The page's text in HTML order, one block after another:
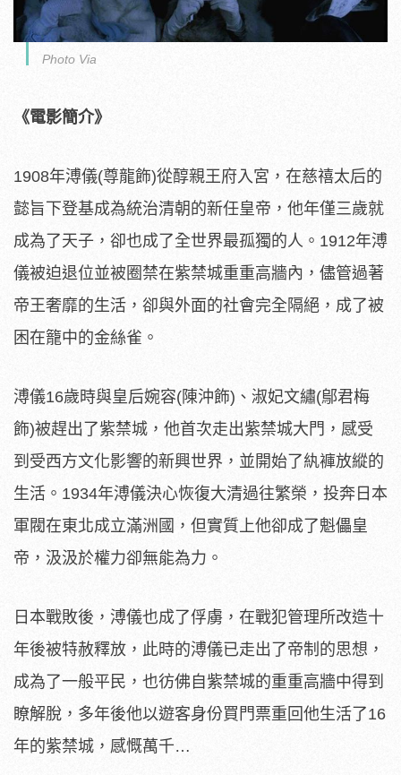
Photo Via
《電影簡介》
1908年溥儀(尊龍飾)從醇親王府入宮， 在慈禧太后的
懿旨下登基成為統治清朝的新任皇帝， 他年僅三歲就
成為了天子，卻也成了全世界最孤獨的人。1912年溥
儀被迫退位並被圈禁在紫禁城重重高牆內， 儘管過著
帝王奢靡的生活，卻與外面的社會完全隔絕， 成了被
困在籠中的金絲雀。
溥儀16歲時與皇后婉容(陳沖飾)、淑妃文繡(鄔君梅
飾)被趕出 了紫禁城，他首次走出紫禁城大門， 感受
到受西方文化影響的新興世界，並開始了紈褲放縱的
生活。1934年溥儀決心恢復大清過往繁榮， 投奔日本
軍閥在東北成立滿洲國，但實質上他卻成了魁儡皇
帝， 汲汲於權力卻無能為力。
日本戰敗後，溥儀也成了俘虜， 在戰犯管理所改造十
年後被特赦釋放， 此時的溥儀已走出了帝制的思想，
成為了一般平民， 也彷佛自紫禁城的重重高牆中得到
瞭解脫， 多年後他以遊客身份買門票重回他生活了16
年的紫禁城， 感慨萬千…